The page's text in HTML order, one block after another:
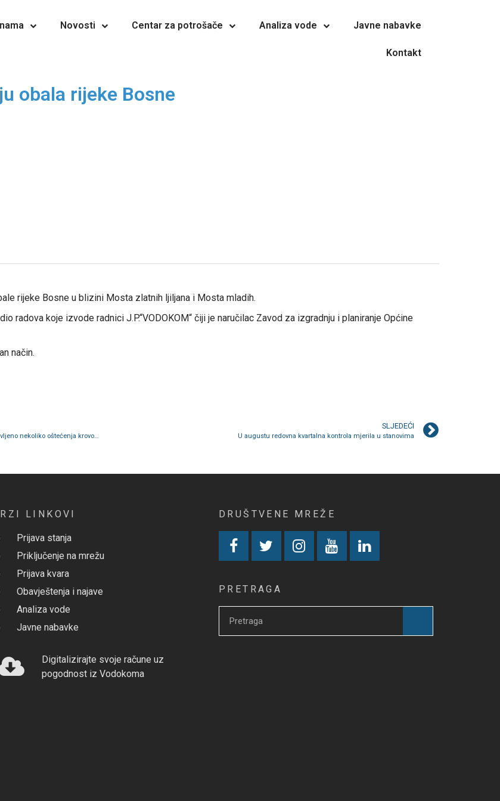
Novosti Centar za potrošače Analiza vode Javne nabavke
Kontakt
obala rijeke Bosne
rijeke Bosne u blizini Mosta zlatnih ljiljana i Mosta mladih.
radova koje izvode radnici J.P.“VODOKOM“ čiji je naručilac Zavod za izgradnju i planiranje Općine
način.
Radnici na zelenilu od ranih jutarnjih sati na terenu; Upraviteljstvu prijavljeno nekoliko oštećenja krovova
SLJEDEĆI
U augustu redovna kvartalna kontrola mjerila u stanovima
LINKOVI
Prijava stanja
Priključenje na mrežu
Prijava kvara
Obavještenja i najave
Analiza vode
Javne nabavke
Digitalizirajte svoje račune uz
pogodnost iz Vodokoma
DRUŠTVENE MREŽE
PRETRAGA